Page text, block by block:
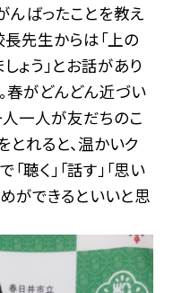
んばったことを教え
長先生からは「上の
ょう」とお話があり
春がどんどん近づい
人一人が友だちのこ
とれると、温かいク
聴く」「話す」「思い
ができるといいと思